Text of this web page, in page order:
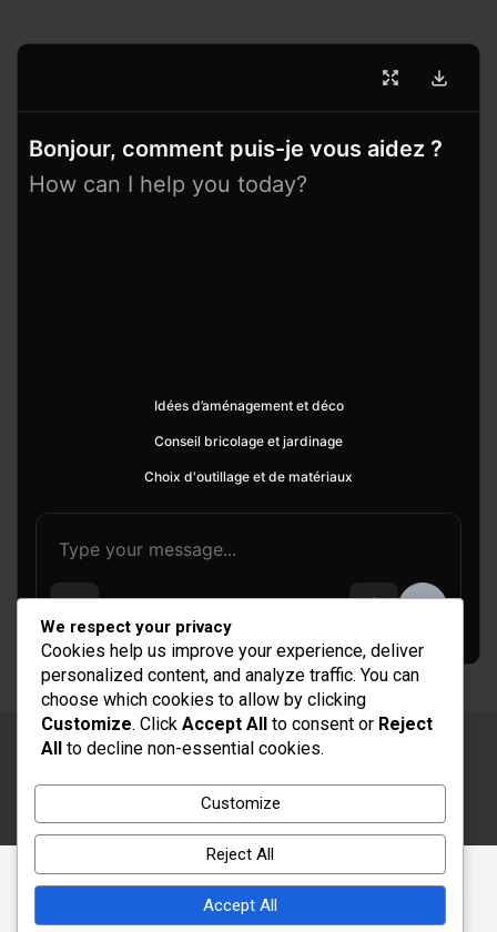
Bonjour, comment puis-je vous aidez ?
How can I help you today?
Idées d’aménagement et déco
Conseil bricolage et jardinage
Choix d'outillage et de matériaux
Copyright © 2026Rénovation et Décoration
Thème par :Theme Horse
Fièrement propulsé par :
We respect your privacy
Cookies help us improve your experience, deliver
personalized content, and analyze traffic. You can
choose which cookies to allow by clicking
Customize. Click Accept All to consent or Reject
All to decline non-essential cookies.
Customize
Reject All
Accept All